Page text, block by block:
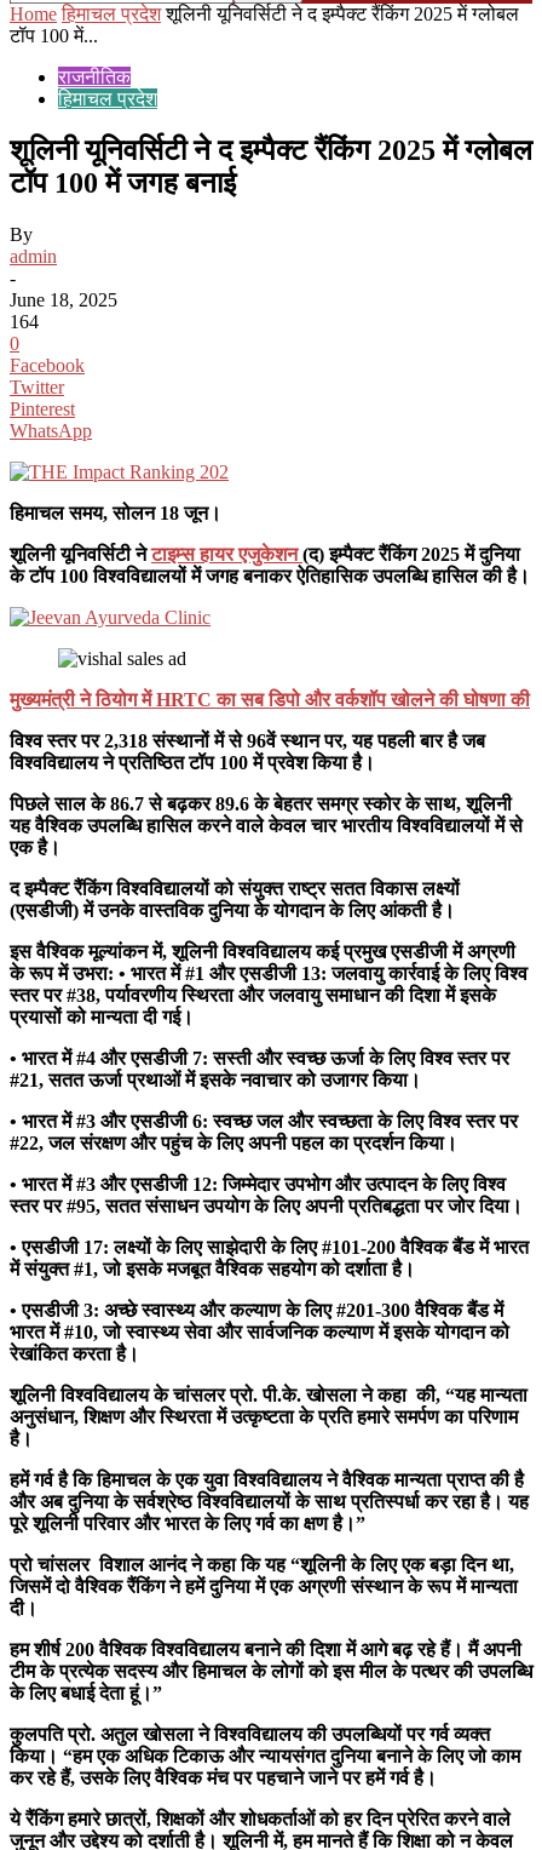
Home हिमाचल प्रदेश शूलिनी यूनिवर्सिटी ने द इम्पैक्ट रैंकिंग 2025 में ग्लोबल
टॉप 100 में...
राजनीतिक
हिमाचल प्रदेश
शूलिनी यूनिवर्सिटी ने द इम्पैक्ट रैंकिंग 2025 में ग्लोबल
टॉप 100 में जगह बनाई
By
admin
-
June 18, 2025
164
0
Facebook
Twitter
Pinterest
WhatsApp
हिमाचल समय, सोलन 18 जून।
शूलिनी यूनिवर्सिटी नेटाइम्स हायर एजुकेशन(द) इम्पैक्ट रैंकिंग 2025 में दुनिया
के टॉप 100 विश्वविद्यालयों में जगह बनाकर ऐतिहासिक उपलब्धि हासिल की है।
मुख्यमंत्री ने ठियोग में HRTC का सब डिपो और वर्कशॉप खोलने की घोषणा की
विश्व स्तर पर 2,318 संस्थानों में से 96वें स्थान पर, यह पहली बार है जब
विश्वविद्यालय ने प्रतिष्ठित टॉप 100 में प्रवेश किया है।
पिछले साल के 86.7 से बढ़कर 89.6 के बेहतर समग्र स्कोर के साथ, शूलिनी
यह वैश्विक उपलब्धि हासिल करने वाले केवल चार भारतीय विश्वविद्यालयों में से
एक है।
द इम्पैक्ट रैंकिंग विश्वविद्यालयों को संयुक्त राष्ट्र सतत विकास लक्ष्यों
(एसडीजी) में उनके वास्तविक दुनिया के योगदान के लिए आंकती है।
इस वैश्विक मूल्यांकन में, शूलिनी विश्वविद्यालय कई प्रमुख एसडीजी में अग्रणी
के रूप में उभरा: • भारत में #1 और एसडीजी 13: जलवायु कार्रवाई के लिए विश्व
स्तर पर #38, पर्यावरणीय स्थिरता और जलवायु समाधान की दिशा में इसके
प्रयासों को मान्यता दी गई।
• भारत में #4 और एसडीजी 7: सस्ती और स्वच्छ ऊर्जा के लिए विश्व स्तर पर
#21, सतत ऊर्जा प्रथाओं में इसके नवाचार को उजागर किया।
• भारत में #3 और एसडीजी 6: स्वच्छ जल और स्वच्छता के लिए विश्व स्तर पर
#22, जल संरक्षण और पहुंच के लिए अपनी पहल का प्रदर्शन किया।
• भारत में #3 और एसडीजी 12: जिम्मेदार उपभोग और उत्पादन के लिए विश्व
स्तर पर #95, सतत संसाधन उपयोग के लिए अपनी प्रतिबद्धता पर जोर दिया।
• एसडीजी 17: लक्ष्यों के लिए साझेदारी के लिए #101-200 वैश्विक बैंड में भारत
में संयुक्त #1, जो इसके मजबूत वैश्विक सहयोग को दर्शाता है।
• एसडीजी 3: अच्छे स्वास्थ्य और कल्याण के लिए #201-300 वैश्विक बैंड में
भारत में #10, जो स्वास्थ्य सेवा और सार्वजनिक कल्याण में इसके योगदान को
रेखांकित करता है।
शूलिनी विश्वविद्यालय के चांसलर प्रो. पी.के. खोसला ने कहा की, “यह मान्यता
अनुसंधान, शिक्षण और स्थिरता में उत्कृष्टता के प्रति हमारे समर्पण का परिणाम
है।
हमें गर्व है कि हिमाचल के एक युवा विश्वविद्यालय ने वैश्विक मान्यता प्राप्त की है
और अब दुनिया के सर्वश्रेष्ठ विश्वविद्यालयों के साथ प्रतिस्पर्धा कर रहा है। यह
पूरे शूलिनी परिवार और भारत के लिए गर्व का क्षण है।”
प्रो चांसलर विशाल आनंद ने कहा कि यह “शूलिनी के लिए एक बड़ा दिन था,
जिसमें दो वैश्विक रैंकिंग ने हमें दुनिया में एक अग्रणी संस्थान के रूप में मान्यता
दी।
हम शीर्ष 200 वैश्विक विश्वविद्यालय बनाने की दिशा में आगे बढ़ रहे हैं। मैं अपनी
टीम के प्रत्येक सदस्य और हिमाचल के लोगों को इस मील के पत्थर की उपलब्धि
के लिए बधाई देता हूं।”
कुलपति प्रो. अतुल खोसला ने विश्वविद्यालय की उपलब्धियों पर गर्व व्यक्त
किया। “हम एक अधिक टिकाऊ और न्यायसंगत दुनिया बनाने के लिए जो काम
कर रहे हैं, उसके लिए वैश्विक मंच पर पहचाने जाने पर हमें गर्व है।
ये रैंकिंग हमारे छात्रों, शिक्षकों और शोधकर्ताओं को हर दिन प्रेरित करने वाले
जुनून और उद्देश्य को दर्शाती है। शूलिनी में, हम मानते हैं कि शिक्षा को न केवल